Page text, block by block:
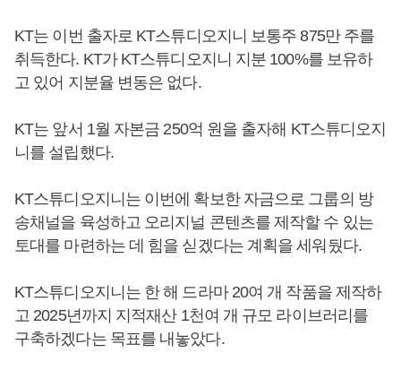
KT는 이번 출자로 KT스튜디오지니 보통주 875만 주를
취득한다. KT가 KT스튜디오지니 지분 100%를 보유하
고 있어 지분율 변동은 없다.
KT는 앞서 1월 자본금 250억 원을 출자해 KT스튜디오지
니를 설립했다.
KT스튜디오지니는 이번에 확보한 자금으로 그룹의 방
송채널을 육성하고 오리지널 콘텐츠를 제작할 수 있는
토대를 마련하는 데 힘을 싣겠다는 계획을 세워뒀다.
KT스튜디오지니는 한 해 드라마 20여 개 작품을 제작하
고 2025년까지 지적재산 1천여 개 규모 라이브러리를
구축하겠다는 목표를 내놓았다.